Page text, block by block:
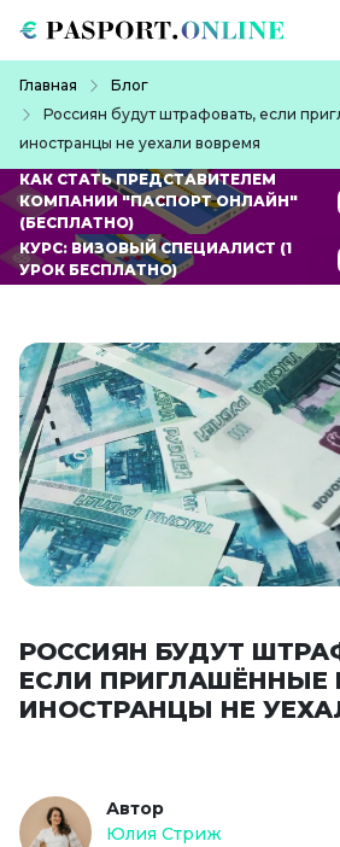
Главная
Блог
Россиян будут штрафовать, если
иностранцы не уехали вовремя
КАК СТАТЬ ПРЕДСТАВИТЕЛЕМ
КОМПАНИИ "ПАСПОРТ ОНЛАЙН"
(БЕСПЛАТНО)
КУРС: ВИЗОВЫЙ СПЕЦИАЛИСТ (1
УРОК БЕСПЛАТНО)
РОССИЯН БУДУТ
ЕСЛИ ПРИГЛАШЁННЫЕ
ИНОСТРАНЦЫ НЕ
Автор
Юлия Стриж